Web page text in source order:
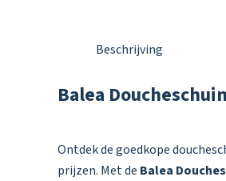
Beschrijving
Balea
Ontdek de goedkope
prijzen. Met de Balea